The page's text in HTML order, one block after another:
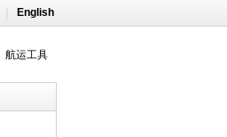
| English
航运工具